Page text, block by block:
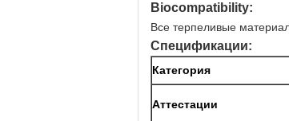
Biocompatibility:
Все терпеливые
Спецификации:
Категория
Аттестации